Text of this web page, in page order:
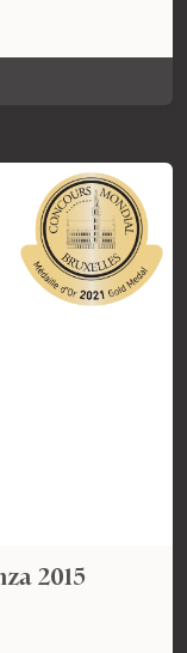
2015